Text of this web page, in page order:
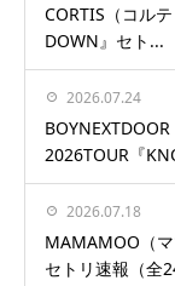
CORTIS（コル
DOWN』セト...
2026.07.24
2026TOUR『
2026.07.18
MAMAMOO（マ
セトリ速報（全